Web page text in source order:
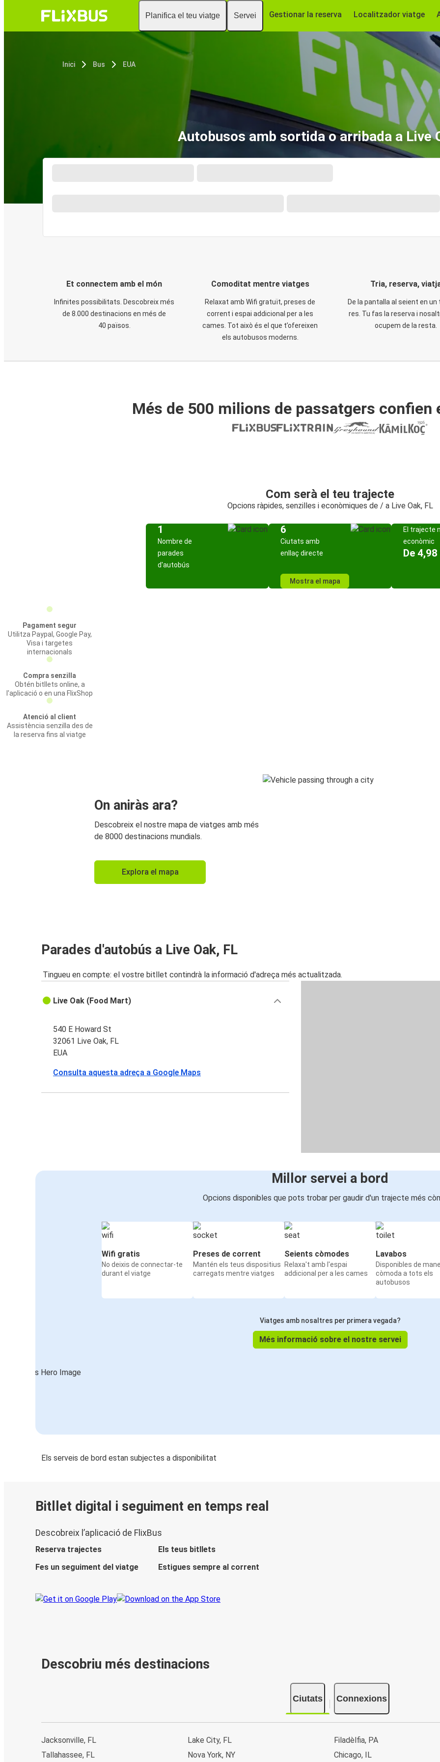
Planifica el teu viatge Servei Gestionar la reserva Localitzador viatge
Inici Bus EUA
Autobusos amb sortida o arribada a Live
Et connectem amb el món
Infinites possibilitats. Descobreix més
de 8.000 destinacions en més de
40 països.
Comoditat mentre viatges
Relaxat amb Wifi gratuït, preses de
corrent i espai addicional per a les
cames. Tot això és el que t’ofereixen
els autobusos moderns.
Tria, reserva,
De la pantalla al seient en un
res. Tu fas la reserva i
ocupem de la resta.
Més de 500 milions de passatgers confien
Com serà el teu trajecte
Opcions ràpides, senzilles i econòmiques de / a Live Oak, FL
1
Nombre de
parades
d'autobús
6
Ciutats amb
enllaç directe
Mostra el mapa
El trajecte
econòmic
De 4,98
Pagament segur
Utilitza Paypal, Google Pay,
Visa i targetes
internacionals
Compra senzilla
Obtén bitllets online, a
l'aplicació o en una FlixShop
Atenció al client
Assistència senzilla des de
la reserva fins al viatge
On aniràs ara?
Descobreix el nostre mapa de viatges amb més
de 8000 destinacions mundials.
Explora el mapa
Parades d'autobús a Live Oak, FL
Tingueu en compte: el vostre bitllet contindrà la informació d'adreça més actualitzada.
Live Oak (Food Mart)
540 E Howard St
32061 Live Oak, FL
EUA
Consulta aquesta adreça a Google Maps
Millor servei a bord
Opcions disponibles que pots trobar per gaudir d'un trajecte més
Wifi gratis
No deixis de connectar-te
durant el viatge
Preses de corrent
Mantén els teus dispositius
carregats mentre viatges
Seients còmodes
Relaxa't amb l'espai
addicional per a les cames
Lavabos
Disponibles de
còmoda a tots els
autobusos
Viatges amb nosaltres per primera vegada?
Més informació sobre el nostre servei
Els serveis de bord estan subjectes a disponibilitat
Bitllet digital i seguiment en temps real
Descobreix l’aplicació de FlixBus
Reserva trajectes
Els teus bitllets
Fes un seguiment del viatge
Estigues sempre al corrent
Descobriu més destinacions
Ciutats Connexions
Jacksonville, FL
Tallahassee, FL
Lake City, FL
Nova York, NY
Filadèlfia, PA
Chicago, IL